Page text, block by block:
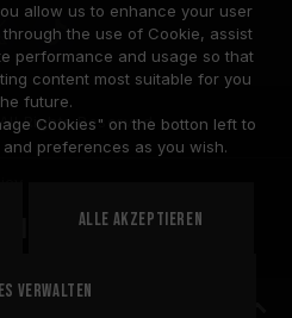
Rights Reserved.
United
allow us to enhance your user
the use of Cookie, assist
performance and usage so that
content most suitable for you
future.
Cookies" on the botton left to
preferences as you wish.
Alle akzeptieren
verwalten